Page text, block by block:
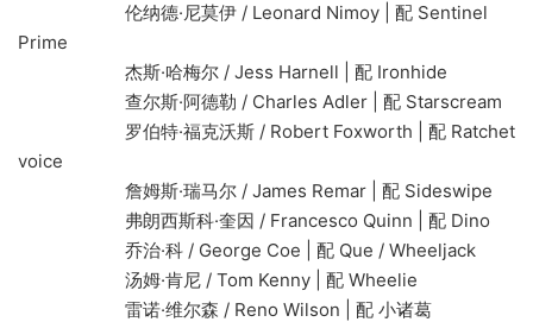
伦纳德·尼莫伊 / Leonard Nimoy | 配 Sentinel
Prime
杰斯·哈梅尔 / Jess Harnell | 配 Ironhide
查尔斯·阿德勒 / Charles Adler | 配 Starscream
罗伯特·福克沃斯 / Robert Foxworth | 配 Ratchet
voice
詹姆斯·瑞马尔 / James Remar | 配 Sideswipe
弗朗西斯科·奎因 / Francesco Quinn | 配 Dino
乔治·科 / George Coe | 配 Que / Wheeljack
汤姆·肯尼 / Tom Kenny | 配 Wheelie
雷诺·维尔森 / Reno Wilson | 配 小诸葛